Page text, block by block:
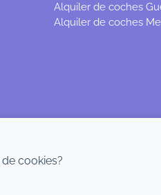
Alquiler de coches
Alquiler de coches
cookies?